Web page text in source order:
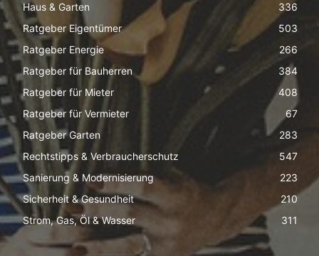
Haus & Garten
336
Ratgeber Eigentümer
503
Ratgeber Energie
266
Ratgeber für Bauherren
384
Ratgeber für Mieter
408
Ratgeber für Vermieter
67
Ratgeber Garten
283
Rechtstipps & Verbraucherschutz
547
Sanierung & Modernisierung
223
Sicherheit & Gesundheit
210
Strom, Gas, Öl & Wasser
311